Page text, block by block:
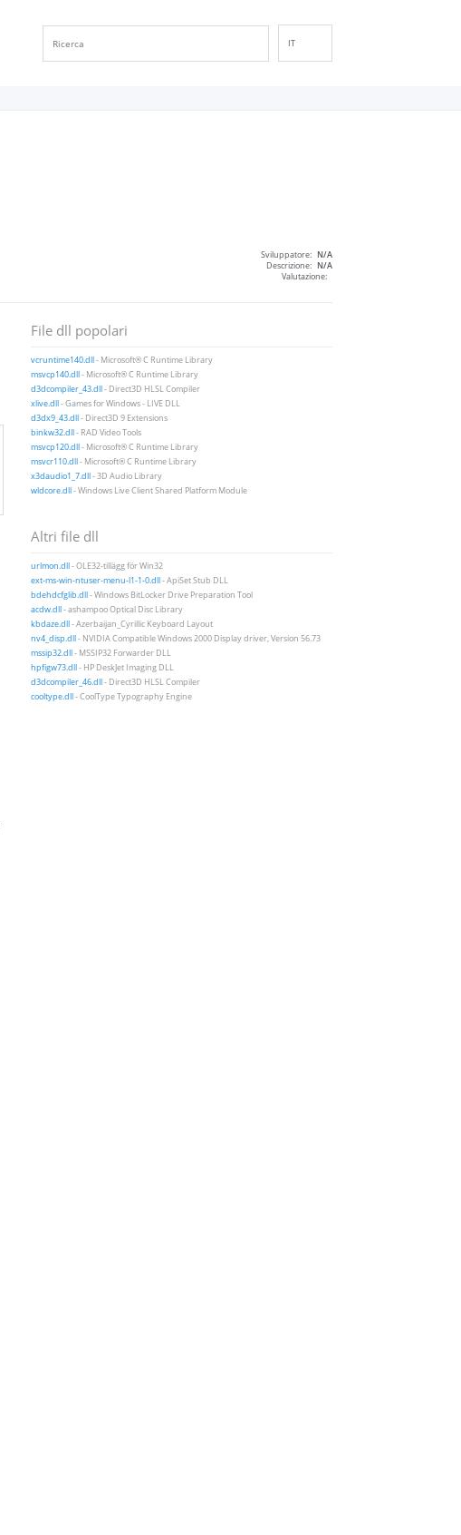
IT
NN
Sviluppatore: N/A
Descrizione: N/A
Valutazione:
File dll popolari
vcruntime140.dll- Microsoft® C Runtime Library
msvcp140.dll- Microsoft® C Runtime Library
d3dcompiler_43.dll- Direct3D HLSL Compiler
xlive.dll- Games for Windows - LIVE DLL
d3dx9_43.dll- Direct3D 9 Extensions
binkw32.dll- RAD Video Tools
msvcp120.dll- Microsoft® C Runtime Library
msvcr110.dll- Microsoft® C Runtime Library
x3daudio1_7.dll- 3D Audio Library
wldcore.dll- Windows Live Client Shared Platform Module
Altri file dll
urlmon.dll- OLE32-tillägg för Win32
ext-ms-win-ntuser-menu-l1-1-0.dll- ApiSet Stub DLL
bdehdcfglib.dll- Windows BitLocker Drive Preparation Tool
acdw.dll- ashampoo Optical Disc Library
kbdaze.dll- Azerbaijan_Cyrillic Keyboard Layout
nv4_disp.dll- NVIDIA Compatible Windows 2000 Display driver, Version 56.73
mssip32.dll- MSSIP32 Forwarder DLL
hpfigw73.dll- HP DeskJet Imaging DLL
d3dcompiler_46.dll- Direct3D HLSL Compiler
cooltype.dll- CoolType Typography Engine